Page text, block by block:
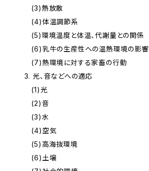
(3)熱放散
(4)体温調節系
(5)環境温度と体温、代謝量との関係
(6)乳牛の生産性への温熱環境の影響
(7)熱環境に対する家畜の行動
3. 光、音などへの適応
(1)光
(2)音
(3)水
(4)空気
(5)高海抜環境
(6)土壌